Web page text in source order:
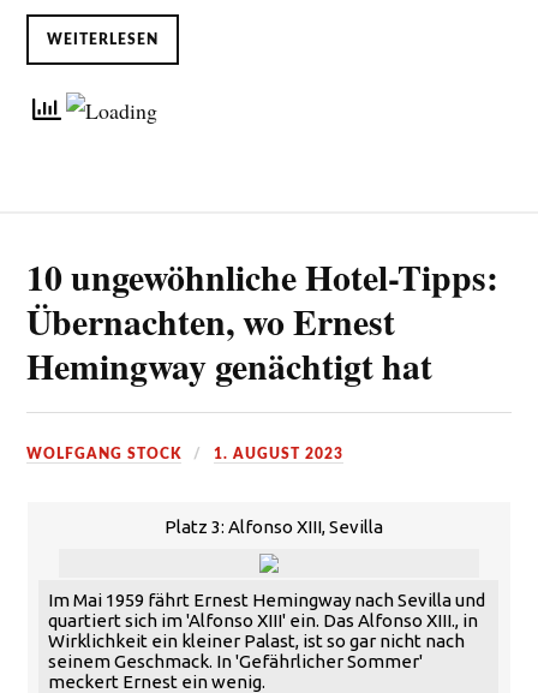
WEITERLESEN
10 ungewöhnliche Hotel-Tipps:
Übernachten, wo Ernest
Hemingway genächtigt hat
WOLFGANG STOCK 1. AUGUST 2023
Platz 3: Alfonso XIII, Sevilla
Im Mai 1959 fährt Ernest Hemingway nach Sevilla und
quartiert sich im 'Alfonso XIII' ein. Das Alfonso XIII., in
Wirklichkeit ein kleiner Palast, ist so gar nicht nach
seinem Geschmack. In 'Gefährlicher Sommer'
meckert Ernest ein wenig.